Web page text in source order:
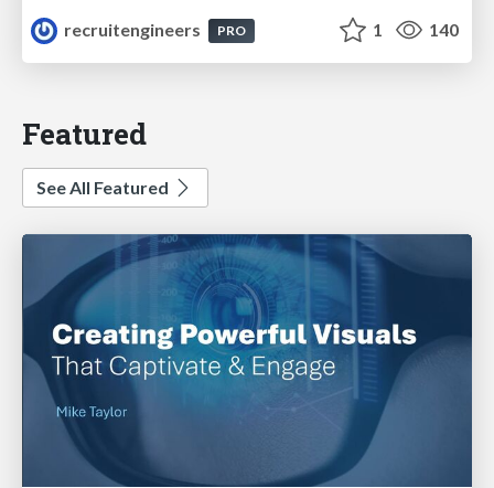
recruitengineers
PRO 1 140
Featured
See All Featured